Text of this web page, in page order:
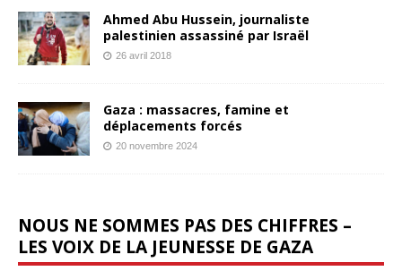
Ahmed Abu Hussein, journaliste
palestinien assassiné par Israël
26 avril 2018
Gaza : massacres, famine et
déplacements forcés
20 novembre 2024
NOUS NE SOMMES PAS DES CHIFFRES –
LES VOIX DE LA JEUNESSE DE GAZA